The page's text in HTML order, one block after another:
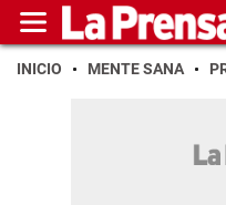
INICIO MENTE SANA